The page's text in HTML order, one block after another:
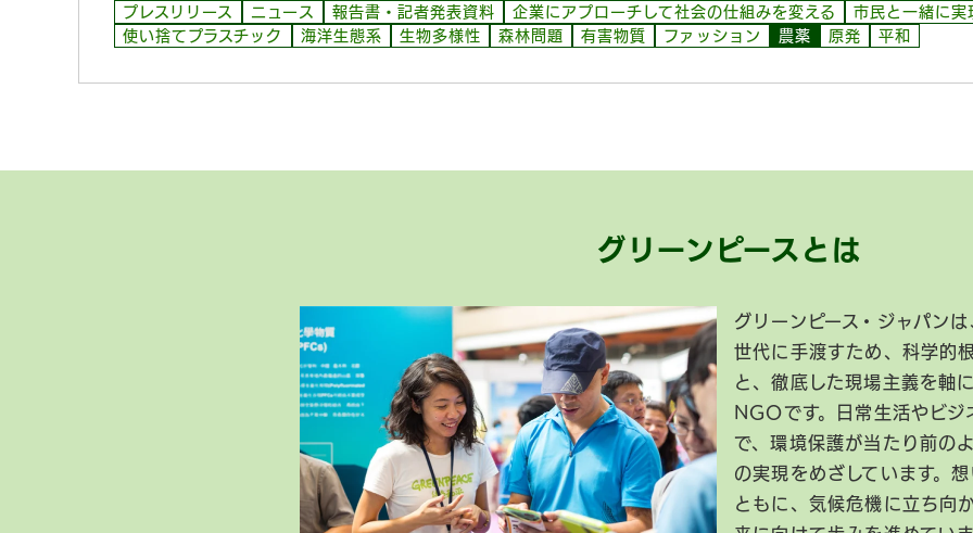
プレスリリース ニュース 報告書・記者発表資料 企業にアプローチして社会の仕組みを変える
市民と一緒に実
使い捨てプラスチック
海洋生態系 生物多様性 森林問題 有害物質 ファッション 農薬 原発 平和
グリーンピースとは
グリーンピース・ジャパン
世代に手渡すため、科学的
と、徹底した現場主義を軸
NGOです。日常生活やビジ
で、環境保護が当たり前の
の実現をめざしています。
ともに、気候危機に立ち向